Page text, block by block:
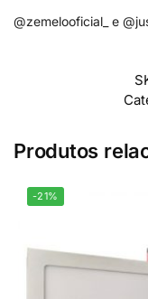
@zemelooficial_ e
Produtos
-21%